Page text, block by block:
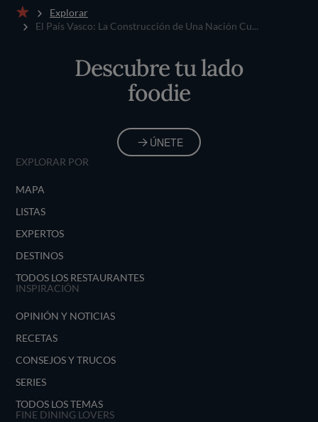
Inicio
Explorar
El País Vasco: La Construcción de Una Nación Cu...
Descubre tu lado
foodie
ÚNETE
EXPLORAR POR
MAPA
LISTAS
EXPERTOS
DESTINOS
TODOS LOS RESTAURANTES
INSPIRACIÓN
OPINIÓN Y NOTICIAS
RECETAS
CONSEJOS Y TRUCOS
SERIES
TODOS LOS TEMAS
FINE DINING LOVERS